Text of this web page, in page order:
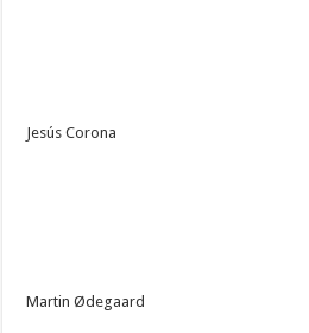
Jesús Corona
Martin Ødegaard